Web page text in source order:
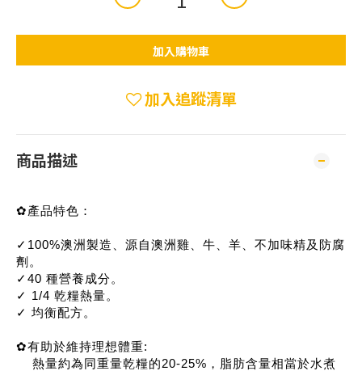
加入購物車
加入追蹤清單
商品描述
✿產品特色：
✓100%澳洲製造、源自澳洲雞、牛、羊、不加味精及防腐
劑。
✓40 種營養成分。
✓ 1/4 乾糧熱量。
✓ 均衡配方。
✿有助於維持理想體重:
熱量約為同重量乾糧的20-25%，脂肪含量相當於水煮